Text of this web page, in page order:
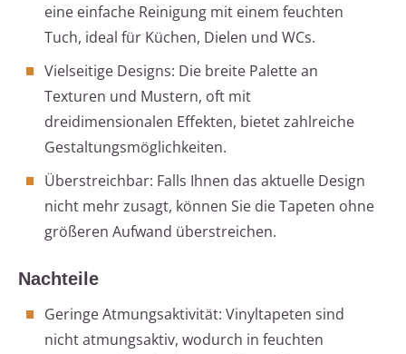
eine einfache Reinigung mit einem feuchten
Tuch, ideal für Küchen, Dielen und WCs.
Vielseitige Designs: Die breite Palette an
Texturen und Mustern, oft mit
dreidimensionalen Effekten, bietet zahlreiche
Gestaltungsmöglichkeiten.
Überstreichbar: Falls Ihnen das aktuelle Design
nicht mehr zusagt, können Sie die Tapeten ohne
größeren Aufwand überstreichen.
Nachteile
Geringe Atmungsaktivität: Vinyltapeten sind
nicht atmungsaktiv, wodurch in feuchten